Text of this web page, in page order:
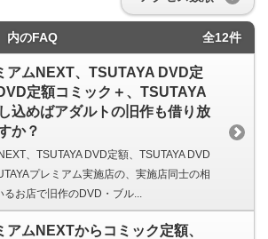
内のFAQ 全12件
アムNEXT、TSUTAYA DVD定
定額コミック＋、TSUTAYA
込めばアダルトの旧作も借り放
か？
、TSUTAYA DVD定額、TSUTAYA DVD
プレミアム実施店の、実施店同士の相
るお店で旧作のDVD・ブル...
ムNEXTからコミック定額、